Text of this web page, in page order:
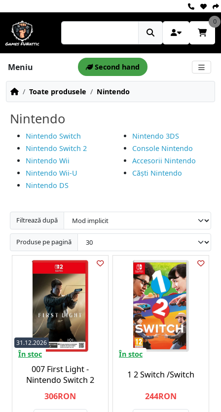
0
Meniu Second hand
Toate produsele Nintendo
Nintendo
Nintendo Switch
Nintendo Switch 2
Nintendo Wii
Nintendo Wii-U
Nintendo DS
Nintendo 3DS
Console Nintendo
Accesorii Nintendo
Căști Nintendo
Filtrează după
Produse pe pagină
31.12.2026
În stoc
007 First Light -
Nintendo Switch 2
306RON
În stoc
1 2 Switch /Switch
244RON